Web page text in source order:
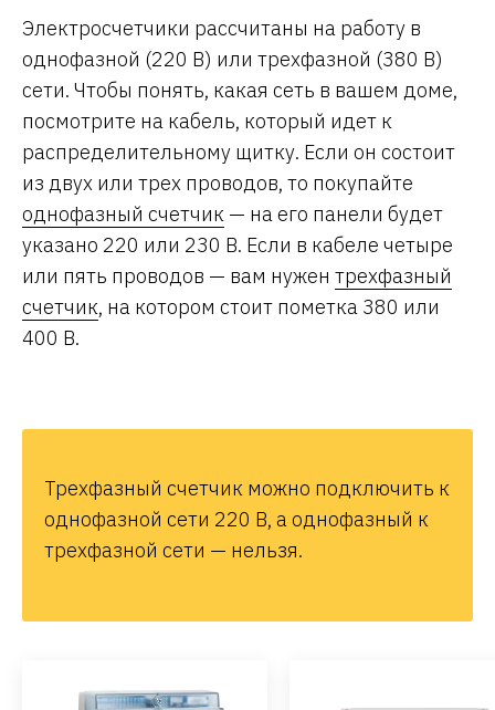
Электросчетчики рассчитаны на работу в
однофазной (220 В) или трехфазной (380 В)
сети. Чтобы понять, какая сеть в вашем доме,
посмотрите на кабель, который идет к
распределительному щитку. Если он состоит
из двух или трех проводов, то покупайте
однофазный счетчик — на его панели будет
указано 220 или 230 В. Если в кабеле четыре
или пять проводов — вам нужен трехфазный
счетчик, на котором стоит пометка 380 или
400 В.
Трехфазный счетчик можно подключить к
однофазной сети 220 B, а однофазный к
трехфазной сети — нельзя.